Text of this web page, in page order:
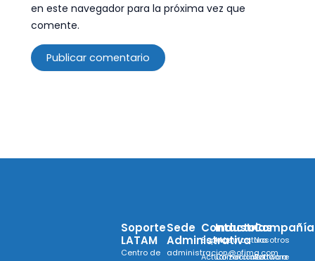
en este navegador para la próxima vez que
comente.
Compañía
Nosotros
Software
Industrias
Manufactura
Comercializadora
Contacto
Soporte
Actualizaciones
Sede
Administrativa
administracion@ofima.com
Soporte
LATAM
Centro de